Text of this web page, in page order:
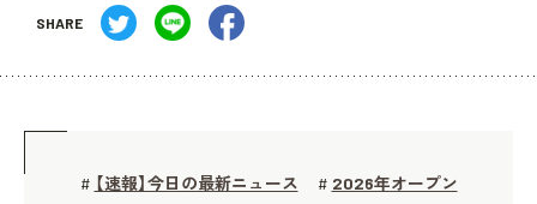
SHARE
# 【速報】今日の最新ニュース # 2026年オープン